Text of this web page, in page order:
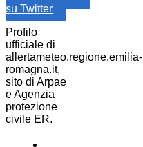
su Twitter
Profilo
ufficiale di
allertameteo.regione.emilia-
romagna.it,
sito di Arpae
e Agenzia
protezione
civile ER.